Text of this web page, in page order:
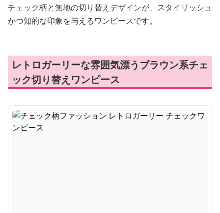
チェック柄と無地の切り替えデザインが、スタイリッシュ
かつ知的な印象を与えるワンピースです。
レトロガーリーな雰囲気漂うブラウン系チェ
ック切り替えワンピース